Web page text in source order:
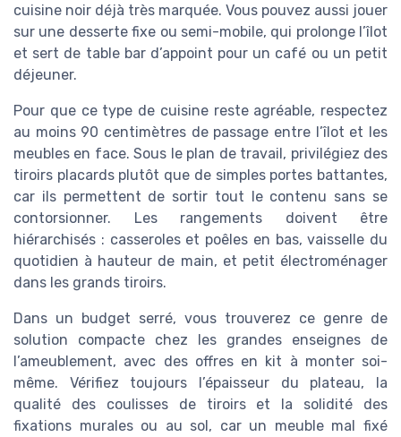
cuisine noir déjà très marquée. Vous pouvez aussi jouer
sur une desserte fixe ou semi-mobile, qui prolonge l’îlot
et sert de table bar d’appoint pour un café ou un petit
déjeuner.
Pour que ce type de cuisine reste agréable, respectez
au moins 90 centimètres de passage entre l’îlot et les
meubles en face. Sous le plan de travail, privilégiez des
tiroirs placards plutôt que de simples portes battantes,
car ils permettent de sortir tout le contenu sans se
contorsionner. Les rangements doivent être
hiérarchisés : casseroles et poêles en bas, vaisselle du
quotidien à hauteur de main, et petit électroménager
dans les grands tiroirs.
Dans un budget serré, vous trouverez ce genre de
solution compacte chez les grandes enseignes de
l’ameublement, avec des offres en kit à monter soi-
même. Vérifiez toujours l’épaisseur du plateau, la
qualité des coulisses de tiroirs et la solidité des
fixations murales ou au sol, car un meuble mal fixé